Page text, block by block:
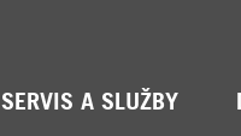
SERVIS A SLUŽBY